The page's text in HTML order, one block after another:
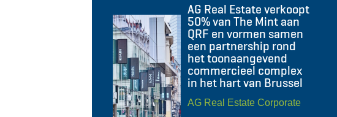
AG Real Estate verkoopt
50% van The Mint aan
QRF en vormen samen
een partnership rond
het toonaangevend
commercieel complex
in het hart van Brussel
AG Real Estate Corporate